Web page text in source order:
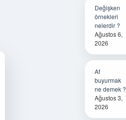
Değişken
örnekleri
nelerdir ?
Ağustos 6,
2026
Af
buyurmak
ne demek ?
Ağustos 3,
2026